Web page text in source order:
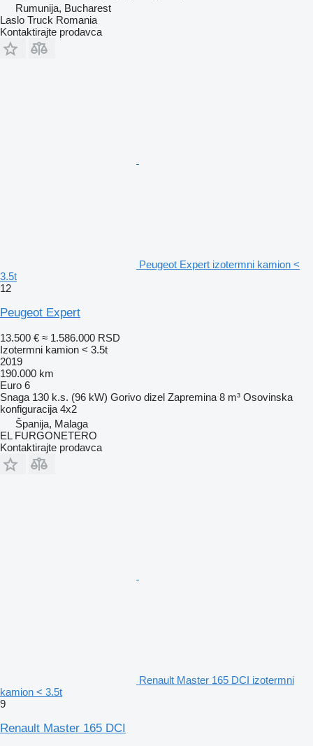
Rumunija, Bucharest
Laslo Truck Romania
Kontaktirajte prodavca
Peugeot Expert izotermni kamion <
3.5t
12
Peugeot Expert
13.500 € ≈ 1.586.000 RSD
Izotermni kamion < 3.5t
2019
190.000 km
Euro 6
Snaga 130 k.s. (96 kW) Gorivo dizel Zapremina 8 m³ Osovinska
konfiguracija 4x2
Španija, Malaga
EL FURGONETERO
Kontaktirajte prodavca
Renault Master 165 DCI izotermni
kamion < 3.5t
9
Renault Master 165 DCI